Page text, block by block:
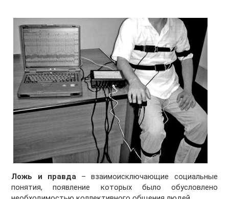
Ложь и правда– взаимоисключающие социальные
понятия, появление которых было обусловлено